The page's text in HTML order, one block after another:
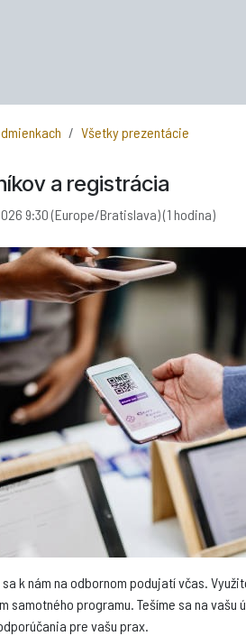
Všetky prezentácie
a registrácia
9:30(Europe/Bratislava) (1 hodina)
k nám na odbornom podujatí včas.
samotného programu. Tešíme sa na
pre vašu prax.